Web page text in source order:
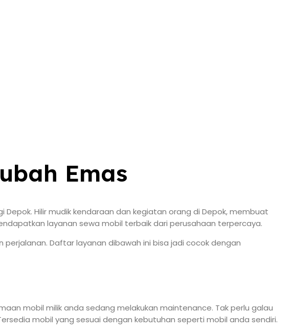
Emas
Hilir mudik kendaraan dan kegiatan orang di Depok, membuat
layanan sewa mobil terbaik dari perusahaan terpercaya.
Daftar layanan dibawah ini bisa jadi cocok dengan
mobil milik anda sedang melakukan maintenance. Tak perlu galau
mobil yang sesuai dengan kebutuhan seperti mobil anda sendiri.